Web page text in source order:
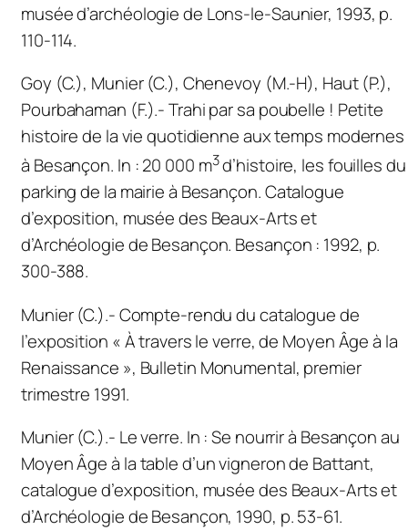
musée d’archéologie de Lons-le-Saunier, 1993, p.
110-114.
Goy (C.), Munier (C.), Chenevoy (M.-H), Haut (P.),
Pourbahaman (F.).- Trahi par sa poubelle ! Petite
histoire de la vie quotidienne aux temps modernes
à Besançon. In :20 000 m3d’histoire, les fouilles du
parking de la mairie à Besançon. Catalogue
d’exposition, musée des Beaux-Arts et
d’Archéologie de Besançon. Besançon : 1992, p.
300-388.
Munier (C.).- Compte-rendu du catalogue de
l’exposition « À travers le verre, de Moyen Âge à la
Renaissance », Bulletin Monumental, premier
trimestre 1991.
Munier (C.).- Le verre. In :Se nourrir à Besançon au
Moyen Âge à la table d’un vigneron de Battant,
catalogue d’exposition, musée des Beaux-Arts et
d’Archéologie de Besançon, 1990, p. 53-61.